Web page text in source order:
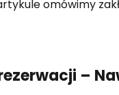
omówimy
–